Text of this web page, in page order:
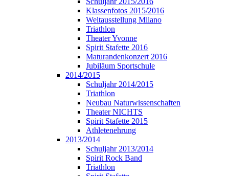
Klassenfotos 2015/2016
Weltausstellung Milano
Triathlon
Theater Yvonne
Spirit Stafette 2016
Maturandenkonzert 2016
Jubiläum Sportschule
2014/2015
Schuljahr 2014/2015
Triathlon
Neubau Naturwissenschaften
Theater NICHTS
Spirit Stafette 2015
Athletenehrung
2013/2014
Schuljahr 2013/2014
Spirit Rock Band
Triathlon